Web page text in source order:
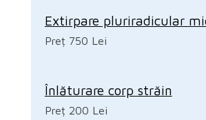
Extirpare pluriradicular
Preț 750 Lei
Înlăturare corp străin
Preț 200 Lei